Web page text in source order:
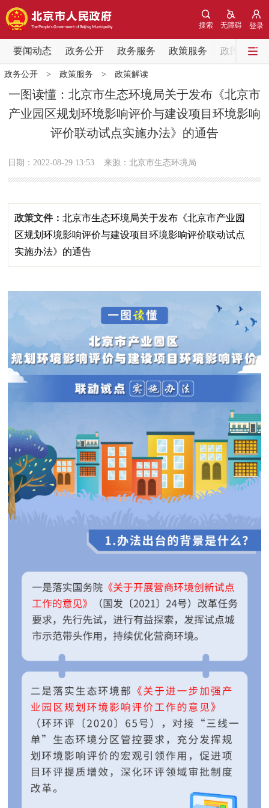
登录
无障碍
搜索
要闻动态 政务公开 政务服务 政策服务 政民互动
要闻动态
党中央精神 国务院信息
北京要闻 会议信息 部门动态
政务公开
市领导 机构职能 政策服务
政策兑现
个人服务 法人服务
利企服务
政民互动
12345网上接诉即办 我要咨询 我要建议
北京概况 十六区概览 人文北京
绿色北京 图说北京 视频北京
多语种
ENGLISH 한국어 日本語
DEUTSCH FRANÇAIS РУССКИЙ ЯЗЫК
ESPAÑOL العربية PORTUGUÊS
ITALIANO
政务公开> 政策服务 > 政策解读
一图读懂：北京市生态环境局关于发布《北京市
产业园区规划环境影响评价与建设项目环境影响
评价联动试点实施办法》的通告
日期：2022-08-29 13:53 来源：北京市生态环境局
政策文件：北京市生态环境局关于发布《北京市产业园
区规划环境影响评价与建设项目环境影响评价联动试点
实施办法》的通告